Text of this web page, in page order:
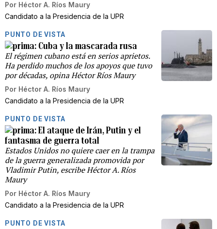
Por Héctor A. Ríos Maury
Candidato a la Presidencia de la UPR
PUNTO DE VISTA
Cuba y la mascarada rusa
El régimen cubano está en serios aprietos.
Ha perdido muchos de los apoyos que tuvo
por décadas, opina Héctor Ríos Maury
Por Héctor A. Ríos Maury
Candidato a la Presidencia de la UPR
PUNTO DE VISTA
El ataque de Irán, Putin y el
fantasma de guerra total
Estados Unidos no quiere caer en la trampa
de la guerra generalizada promovida por
Vladimir Putin, escribe Héctor A. Ríos
Maury
Por Héctor A. Ríos Maury
Candidato a la Presidencia de la UPR
PUNTO DE VISTA